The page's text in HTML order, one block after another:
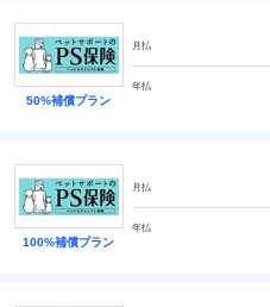
50%補償プラン
月払
年払
100%補償プラン
月払
年払